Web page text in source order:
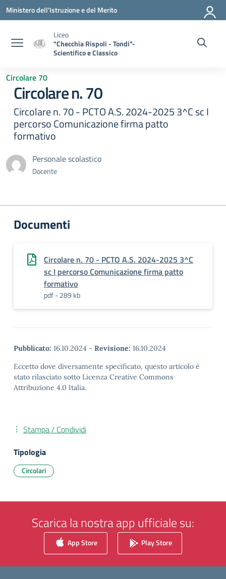
Vai ai contenuti
Vai al menu di navigazione
Vai al footer
Ministero dell'Istruzione e del Merito
Liceo
"Checchia Rispoli - Tondi"-
Scientifico e Classico
Circolare 70
Circolare n. 70
Circolare n. 70 - PCTO A.S. 2024-2025 3^C sc I
percorso Comunicazione firma patto
formativo
Personale scolastico
Docente
Documenti
Circolare n. 70 - PCTO A.S. 2024-2025 3^C
sc I percorso Comunicazione firma patto
formativo
pdf - 289 kb
Pubblicato: 16.10.2024 - Revisione: 16.10.2024
Eccetto dove diversamente specificato, questo articolo è
stato rilasciato sotto Licenza Creative Commons
Attribuzione 4.0 Italia.
Stampa / Condividi
Tipologia
Circolari
Scarica la nostra app ufficiale su:
App Store Play Store